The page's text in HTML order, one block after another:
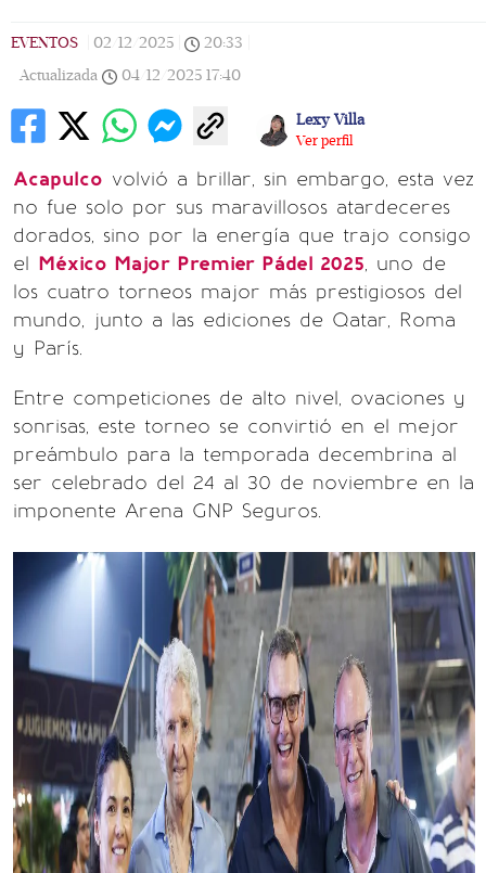
EVENTOS 02/12/2025 20:33
Actualizada
04/12/2025 17:40
Lexy Villa
Ver perfil
Acapulco volvió a brillar, sin embargo, esta vez
no fue solo por sus maravillosos atardeceres
dorados, sino por la energía que trajo consigo
el México Major Premier Pádel 2025, uno de
los cuatro torneos major más prestigiosos del
mundo, junto a las ediciones de Qatar, Roma
y París.
Entre competiciones de alto nivel, ovaciones y
sonrisas, este torneo se convirtió en el mejor
preámbulo para la temporada decembrina al
ser celebrado del 24 al 30 de noviembre en la
imponente Arena GNP Seguros.